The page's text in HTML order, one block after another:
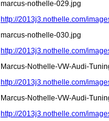
marcus-nothelle-029.jpg
http://2013j3.nothelle.com/
marcus-nothelle-030.jpg
http://2013j3.nothelle.com/
Marcus-Nothelle-VW-Audi-
http://2013j3.nothelle.com/
Marcus-Nothelle-VW-Audi-
http://2013j3.nothelle.com/